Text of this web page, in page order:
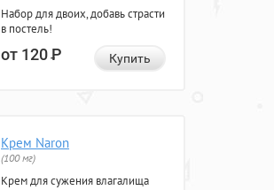
Набор для двоих, добавь страсти
в постель!
от 120Р Купить
Крем Naron
(100 мг)
Крем для сужения влагалища